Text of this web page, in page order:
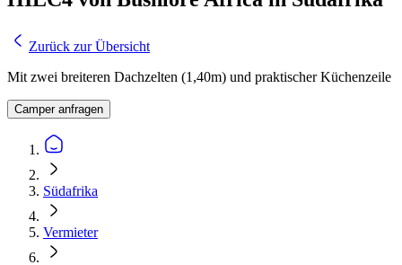
Zurück zur Übersicht
Mit zwei breiteren Dachzelten (1,40m) und praktischer Küchenzeile
Camper anfragen
Südafrika
Vermieter